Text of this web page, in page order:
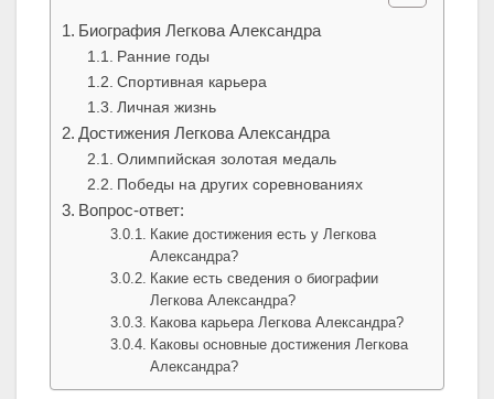
Биография Легкова Александра
Ранние годы
Спортивная карьера
Личная жизнь
Достижения Легкова Александра
Олимпийская золотая медаль
Победы на других соревнованиях
Вопрос-ответ:
Какие достижения есть у Легкова
Александра?
Какие есть сведения о биографии
Легкова Александра?
Какова карьера Легкова Александра?
Каковы основные достижения Легкова
Александра?